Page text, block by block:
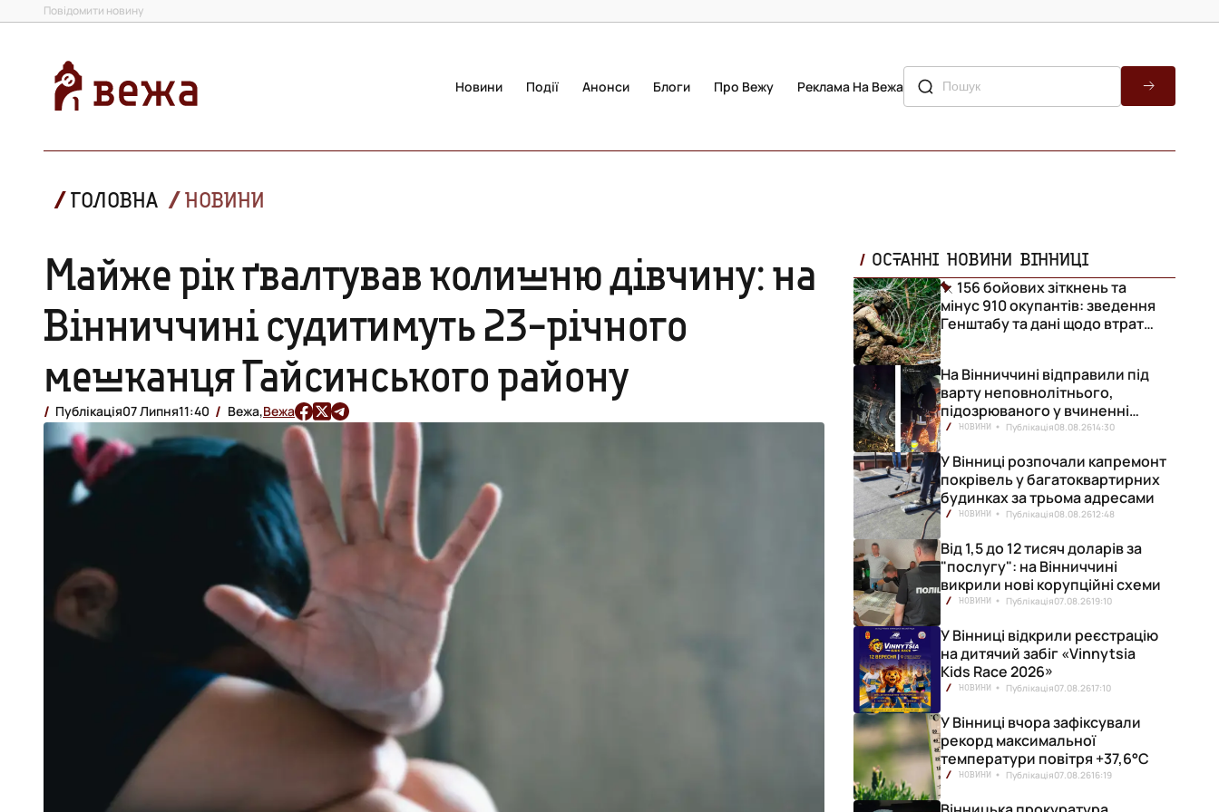
Повідомити новину
Новини Події Анонси Блоги Про Вежу Реклама На Вежа
ГОЛОВНА НОВИНИ
Майже рік ґвалтував колишню дівчину: на
Вінниччині судитимуть 23-річного
мешканця Гайсинського району
Публікація07 Липня11:40 Вежа,Вежа
ОСТАННІ НОВИНИ ВІННИЦІ
156 бойових зіткнень та
мінус 910 окупантів: зведення
Генштабу та дані щодо втрат
На Вінниччині відправили під
варту неповнолітнього,
підозрюваного у вчиненні
смертельної ДТП
НОВИНИ Публікація08.08.2614:30
У Вінниці розпочали капремонт
покрівель у багатоквартирних
будинках за трьома адресами
НОВИНИ Публікація08.08.2612:48
Від 1,5 до 12 тисяч доларів за
"послугу": на Вінниччині
викрили нові корупційні схеми
НОВИНИ Публікація07.08.2619:10
У Вінниці відкрили реєстрацію
на дитячий забіг «Vinnytsia
Kids Race 2026»
НОВИНИ Публікація07.08.2617:10
У Вінниці вчора зафіксували
рекорд максимальної
температури повітря +37,6°С
НОВИНИ Публікація07.08.2616:19